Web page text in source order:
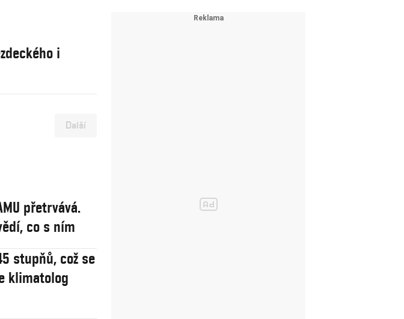
i
Další
přetrvává.
co s ním
stupňů, což se
klimatolog